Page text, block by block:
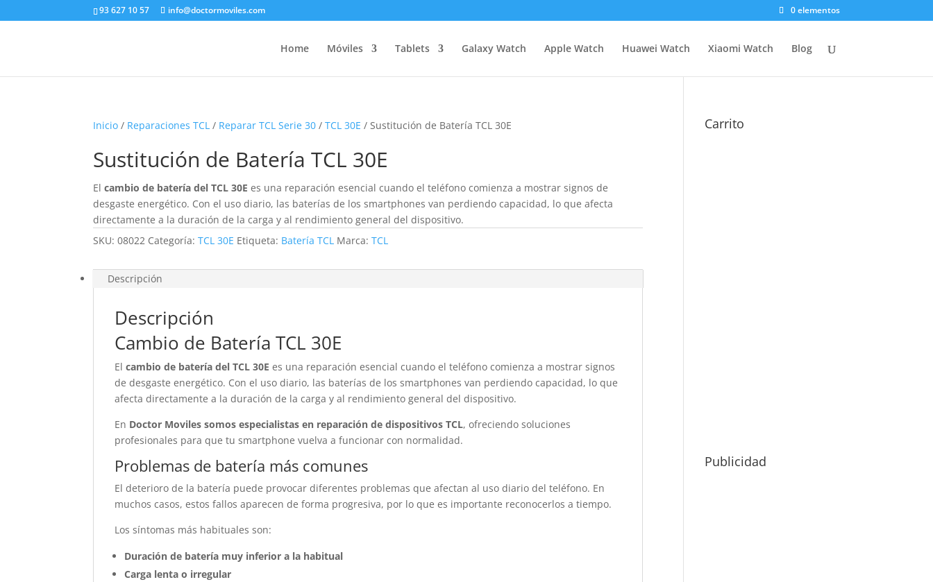
93 627 10 57 info@doctormoviles.com 0 elementos
Home Móviles Tablets Galaxy Watch Apple Watch Huawei Watch Xiaomi Watch Blog
Inicio / Reparaciones TCL / Reparar TCL Serie 30 /TCL 30E / Sustitución de Batería TCL 30E
Sustitución de Batería TCL 30E
Elcambio de batería del TCL 30E es una reparación esencial cuando el teléfono comienza a mostrar signos de
desgaste energético. Con el uso diario, las baterías de los smartphones van perdiendo capacidad, lo que afecta
directamente a la duración de la carga y al rendimiento general del dispositivo.
SKU:08022 Categoría:TCL 30E Etiqueta: Batería TCL Marca:TCL
Descripción
Descripción
Cambio de Batería TCL 30E
Elcambio de batería del TCL 30E es una reparación esencial cuando el teléfono comienza a mostrar signos
de desgaste energético. Con el uso diario, las baterías de los smartphones van perdiendo capacidad, lo que
afecta directamente a la duración de la carga y al rendimiento general del dispositivo.
En Doctor Moviles somos especialistas en reparación de dispositivos TCL, ofreciendo soluciones
profesionales para que tu smartphone vuelva a funcionar con normalidad.
Problemas de batería más comunes
El deterioro de la batería puede provocar diferentes problemas que afectan al uso diario del teléfono. En
muchos casos, estos fallos aparecen de forma progresiva, por lo que es importante reconocerlos a tiempo.
Los síntomas más habituales son:
Duración de batería muy inferior a la habitual
Carga lenta o irregular
Carrito
Publicidad